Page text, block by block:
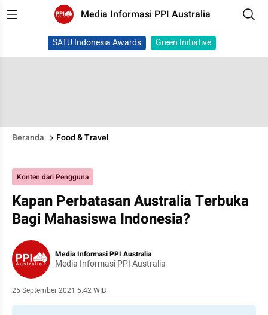
Media Informasi PPI Australia
SATU Indonesia Awards Green Initiative
Beranda Food & Travel
Konten dari Pengguna
Kapan Perbatasan Australia Terbuka
Bagi Mahasiswa Indonesia?
Media Informasi PPI Australia
Media Informasi PPI Australia
25 September 2021 5:42 WIB